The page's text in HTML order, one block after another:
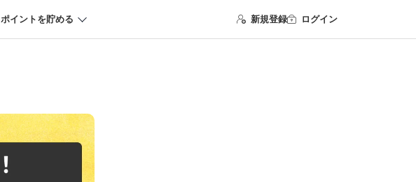
ポイントを貯める 新規登録 ログイン